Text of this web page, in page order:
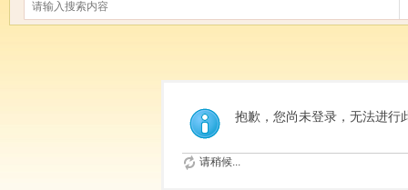
抱歉，您尚未登录，无法进行
请稍候...